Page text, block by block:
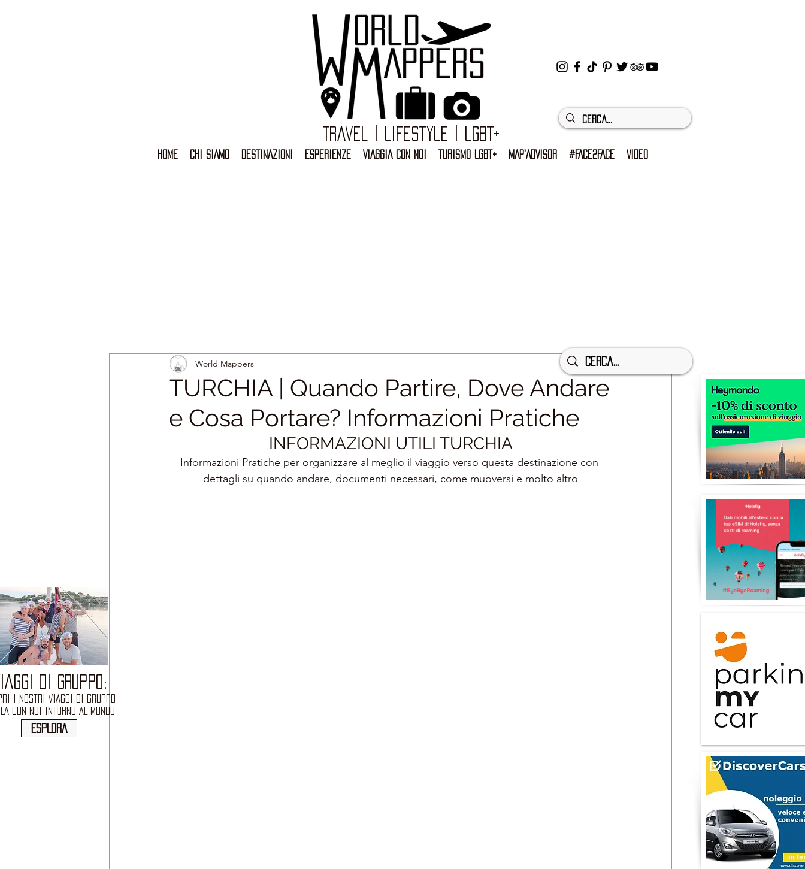
Travel | Lifestyle | LGBT+
HOME CHI SIAMO DESTINAZIONI ESPERIENZE VIAGGIA CON NOI TURISMO LGBT+ MAP'ADVISOR #FACE2FACE VIDEO
TURCHIA | Quando Partire, Dove Andare
e Cosa Portare? Informazioni Pratiche
World Mappers
INFORMAZIONI UTILI TURCHIA
Informazioni Pratiche per organizzare al meglio il viaggio verso questa destinazione con
dettagli su quando andare, documenti necessari, come muoversi e molto altro
DI GRUPPO:
I NOSTRI VIAGGI DI GRUPPO
CON NOI INTORNO AL MONDO
ESPLORA